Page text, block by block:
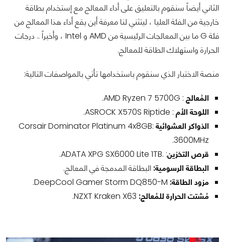
الثاني أيضاً سنقوم بالتعليق على أداء المعالج مع إستخدام بطاقة
خارجية من الفئة العليا ، ليتثني لنا معرفة أين يقع أداء هذا المعالج من
فئة G ما بين المعالجات الرئيسية من AMD و Intel ، وأخيراً .. درجات
الحرارة واستهلاك الطاقة للمعالج.
منصة الاختبار الذي سنقوم باستخدامها تأتي بالمواصفات التالية:
المُعالج : AMD Ryzen 7 5700G.
اللوحة الأم : ASROCK X570S Riptide.
الذواكر العشوائية :Corsair Dominator Platinum 4x8GB
3600MHz.
قرص التخزين: .ADATA XPG SX6000 Lite 1TB.
البطاقة الرسومية: البطاقة المدمجة في المعالج.
مزود الطاقة:
مُشتت الحرارة للمُعالج: